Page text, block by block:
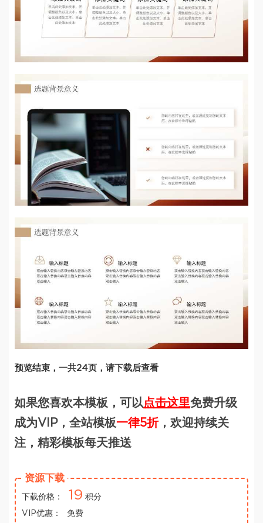
预览结束，一共24页，请下载后查看
如果您喜欢本模板，可以点击这里免费升级
成为VIP，全站模板一律5折，欢迎持续关
注，精彩模板每天推送
资源下载
下载价格： 19 积分
VIP优惠：
免费